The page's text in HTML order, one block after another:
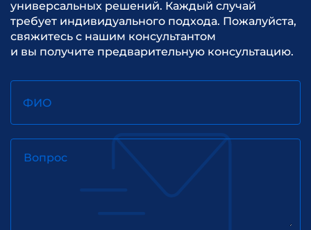
универсальных решений. Каждый случай
требует индивидуального подхода. Пожалуйста,
свяжитесь с нашим консультантом
и вы получите предварительную консультацию.
ФИО
Вопрос